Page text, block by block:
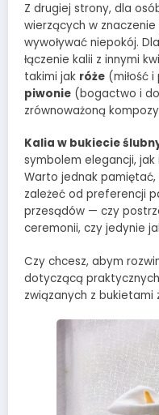
Z drugiej strony, dla
wierzących w
wywoływać niepokój.
łączenie kalii z innymi
takimi jak róże (miłość
piwonie (bogactwo i
zrównoważoną
Kalia w bukiecie
symbolem elegancji,
Warto jednak
zależeć od preferencji
przesądów — czy
ceremonii, czy jedynie
Czy chcesz, abym
dotyczącą
związanych z bukietami